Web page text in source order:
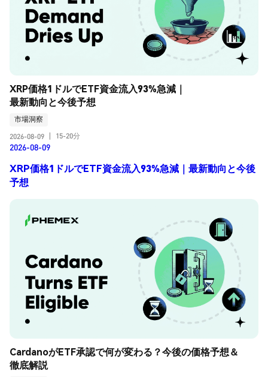
XRP価格1ドルでETF資金流入93%急減｜
最新動向と今後予想
市場洞察
2026-08-09
15-20分
2026-08-09
XRP価格1ドルでETF資金流入93%急減｜最新動向と今後
予想
CardanoがETF承認で何が変わる？今後の価格予想＆
徹底解説